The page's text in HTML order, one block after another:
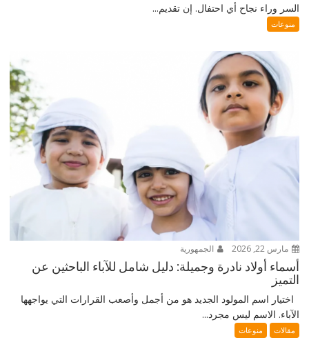
السر وراء نجاح أي احتفال. إن تقديم...
منوعات
مارس 22, 2026 الجمهورية
أسماء أولاد نادرة وجميلة: دليل شامل للآباء الباحثين عن
التميز
اختيار اسم المولود الجديد هو من أجمل وأصعب القرارات التي يواجهها
الآباء. الاسم ليس مجرد...
مقالات منوعات